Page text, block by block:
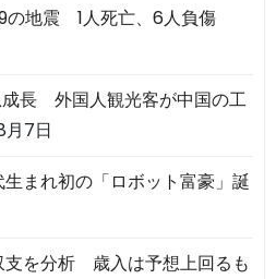
の地震 1人死亡、6人負傷
成長 外国人観光客が中国の工
7日
まれ初の「ロボット富豪」誕
支を分析 歳入は予想上回るも